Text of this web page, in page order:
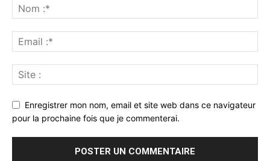
Enregistrer mon nom, email et site web dans ce navigateur
pour la prochaine fois que je commenterai.